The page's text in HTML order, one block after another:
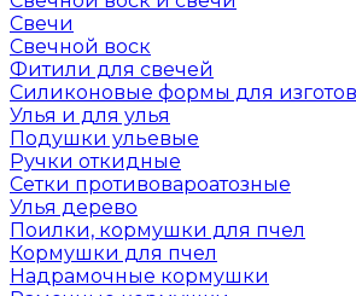
Свечи
Свечной воск
Фитили для свечей
Силиконовые формы для
Улья и для улья
Подушки ульевые
Ручки откидные
Сетки противовароатозные
Улья дерево
Поилки, кормушки для пчел
Кормушки для пчел
Надрамочные кормушки